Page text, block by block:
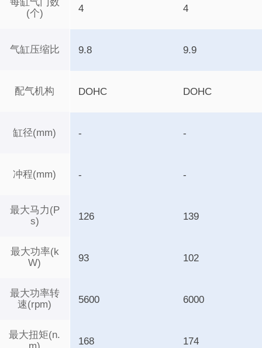
(个)
气缸压缩比
配气机构
缸径(mm)
冲程(mm)
最大马力(P
s)
最大功率(k
W)
最大功率转
速(rpm)
最大扭矩(n.
4 4
9.8 9.9
DOHC DOHC
- -
- -
126 139
93 102
5600 6000
168 174